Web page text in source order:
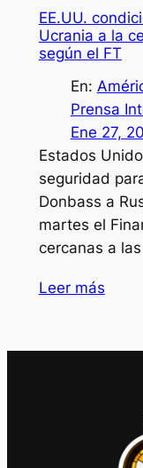
EE.UU.
Ucrania a la
según el FT
En:
Prensa
Ene 27,
Estados
seguridad
Donbass a
martes el
cercanas a
Leer más